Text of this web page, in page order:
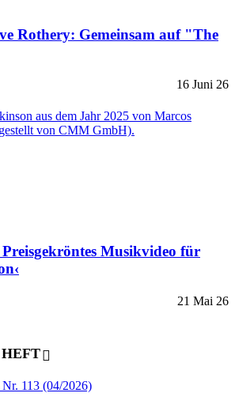
Rothery: Gemeinsam auf "The
16 Juni 26
Musikvideo für
21 Mai 26